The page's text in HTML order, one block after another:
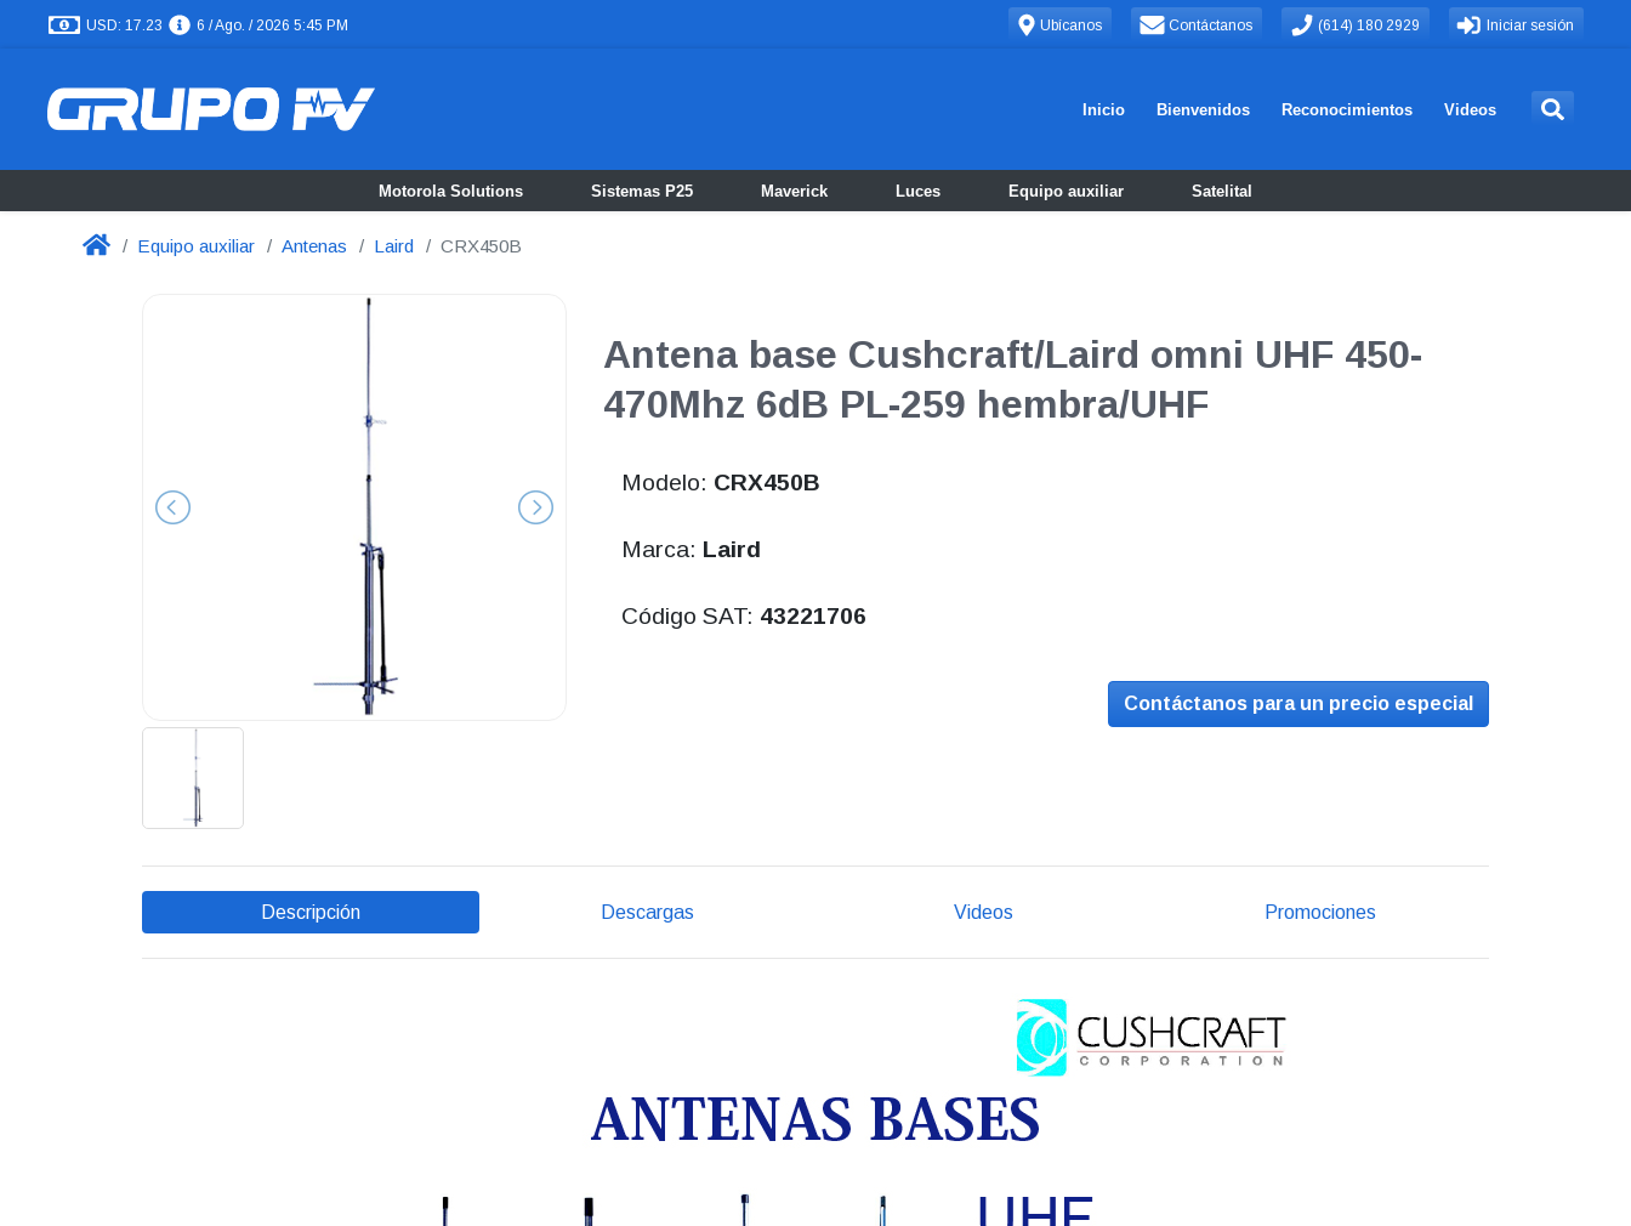
USD: 17.23 6 / Ago. / 2026 5:45 PM Ubícanos Contáctanos (614) 180 2929 Iniciar sesión
Inicio Bienvenidos Reconocimientos Videos
Motorola Solutions Sistemas P25 Maverick Luces Equipo auxiliar Satelital
Equipo auxiliar Antenas Laird CRX450B
Antena base Cushcraft/Laird omni UHF 450-
470Mhz 6dB PL-259 hembra/UHF
Modelo: CRX450B
Marca: Laird
Código SAT: 43221706
Contáctanos para un precio especial
Descripción Descargas Videos Promociones